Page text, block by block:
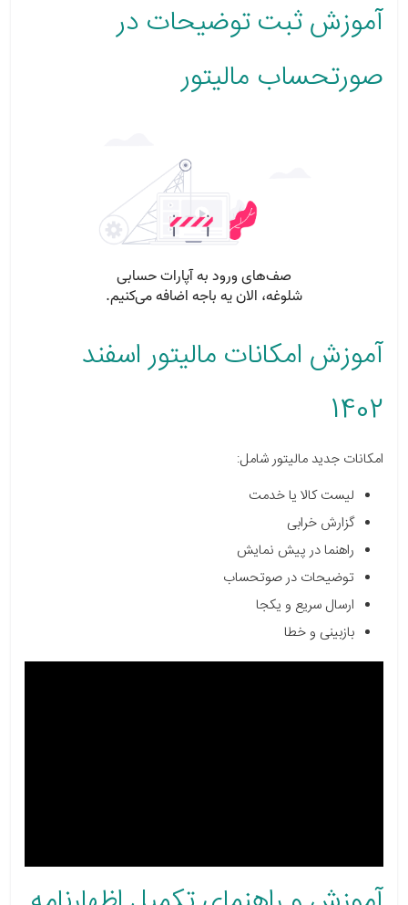
آموزش ثبت توضیحات در
صورتحساب مالیتور
آموزش امکانات مالیتور اسفند
1402
امکانات جدید مالیتور شامل:
لیست کالا یا خدمت
گزارش خرابی
راهنما در پیش نمایش
توضیحات در صوتحساب
ارسال سریع و یکجا
بازبینی و خطا